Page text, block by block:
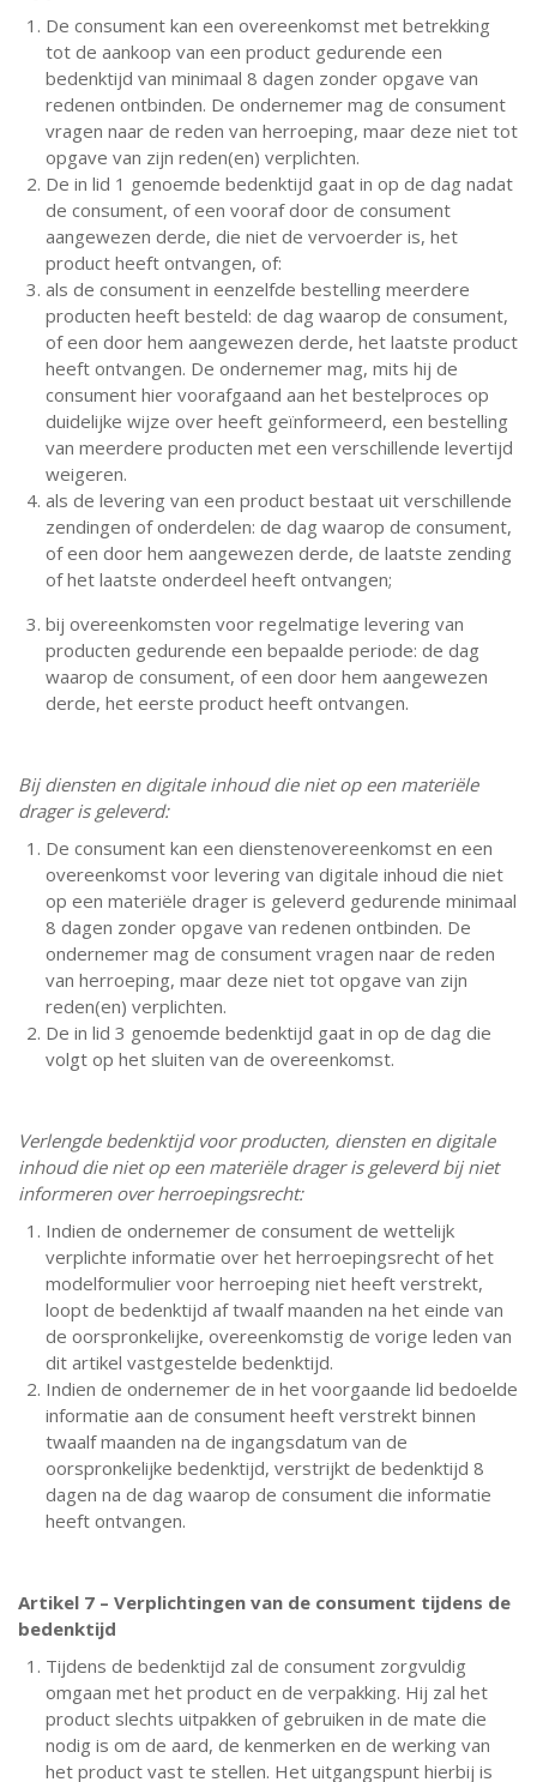
De consument kan een overeenkomst met betrekking
tot de aankoop van een product gedurende een
bedenktijd van minimaal 8 dagen zonder opgave van
redenen ontbinden. De ondernemer mag de consument
vragen naar de reden van herroeping, maar deze niet tot
opgave van zijn reden(en) verplichten.
De in lid 1 genoemde bedenktijd gaat in op de dag nadat
de consument, of een vooraf door de consument
aangewezen derde, die niet de vervoerder is, het
product heeft ontvangen, of:
als de consument in eenzelfde bestelling meerdere
producten heeft besteld: de dag waarop de consument,
of een door hem aangewezen derde, het laatste product
heeft ontvangen. De ondernemer mag, mits hij de
consument hier voorafgaand aan het bestelproces op
duidelijke wijze over heeft geïnformeerd, een bestelling
van meerdere producten met een verschillende levertijd
weigeren.
als de levering van een product bestaat uit verschillende
zendingen of onderdelen: de dag waarop de consument,
of een door hem aangewezen derde, de laatste zending
of het laatste onderdeel heeft ontvangen;
bij overeenkomsten voor regelmatige levering van
producten gedurende een bepaalde periode: de dag
waarop de consument, of een door hem aangewezen
derde, het eerste product heeft ontvangen.
Bij diensten en digitale inhoud die niet op een materiële
drager is geleverd:
De consument kan een dienstenovereenkomst en een
overeenkomst voor levering van digitale inhoud die niet
op een materiële drager is geleverd gedurende minimaal
8 dagen zonder opgave van redenen ontbinden. De
ondernemer mag de consument vragen naar de reden
van herroeping, maar deze niet tot opgave van zijn
reden(en) verplichten.
De in lid 3 genoemde bedenktijd gaat in op de dag die
volgt op het sluiten van de overeenkomst.
Verlengde bedenktijd voor producten, diensten en digitale
inhoud die niet op een materiële drager is geleverd bij niet
informeren over herroepingsrecht:
Indien de ondernemer de consument de wettelijk
verplichte informatie over het herroepingsrecht of het
modelformulier voor herroeping niet heeft verstrekt,
loopt de bedenktijd af twaalf maanden na het einde van
de oorspronkelijke, overeenkomstig de vorige leden van
dit artikel vastgestelde bedenktijd.
Indien de ondernemer de in het voorgaande lid bedoelde
informatie aan de consument heeft verstrekt binnen
twaalf maanden na de ingangsdatum van de
oorspronkelijke bedenktijd, verstrijkt de bedenktijd 8
dagen na de dag waarop de consument die informatie
heeft ontvangen.
Artikel 7 – Verplichtingen van de consument tijdens de
bedenktijd
Tijdens de bedenktijd zal de consument zorgvuldig
omgaan met het product en de verpakking. Hij zal het
product slechts uitpakken of gebruiken in de mate die
nodig is om de aard, de kenmerken en de werking van
het product vast te stellen. Het uitgangspunt hierbij is